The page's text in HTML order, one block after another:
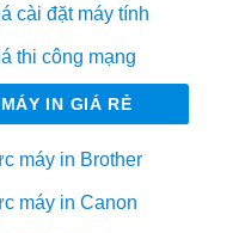
cài đặt máy tính
thi công mạng
IN GIÁ RẺ
máy in Brother
máy in Canon